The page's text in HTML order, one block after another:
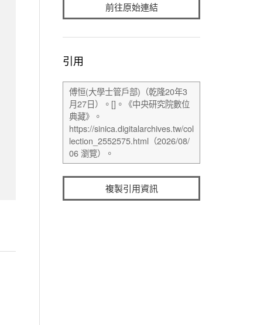
前往原始連結
引用
複製引用資訊